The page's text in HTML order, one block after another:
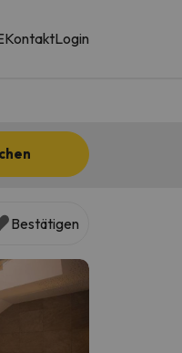
KontaktLogin
Bestätigen